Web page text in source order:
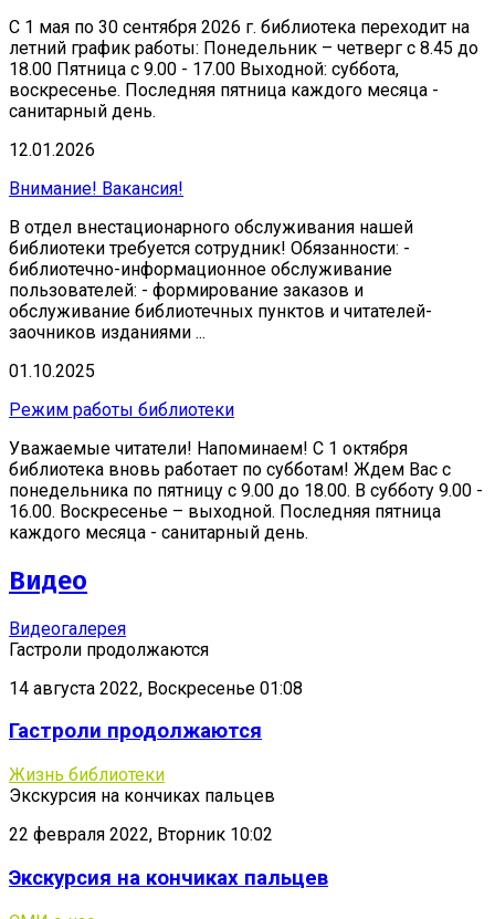
С 1 мая по 30 сентября 2026 г. библиотека переходит на
летний график работы: Понедельник – четверг с 8.45 до
18.00 Пятница с 9.00 - 17.00 Выходной: суббота,
воскресенье. Последняя пятница каждого месяца -
санитарный день.
12.01.2026
Внимание! Вакансия!
В отдел внестационарного обслуживания нашей
библиотеки требуется сотрудник! Обязанности: -
библиотечно-информационное обслуживание
пользователей: - формирование заказов и
обслуживание библиотечных пунктов и читателей-
заочников изданиями ...
01.10.2025
Режим работы библиотеки
Уважаемые читатели! Напоминаем! С 1 октября
библиотека вновь работает по субботам! Ждем Вас с
понедельника по пятницу с 9.00 до 18.00. В субботу 9.00 -
16.00. Воскресенье – выходной. Последняя пятница
каждого месяца - санитарный день.
Видео
Видеогалерея
Гастроли продолжаются
14 августа 2022, Воскресенье 01:08
Гастроли продолжаются
Жизнь библиотеки
Экскурсия на кончиках пальцев
22 февраля 2022, Вторник 10:02
Экскурсия на кончиках пальцев